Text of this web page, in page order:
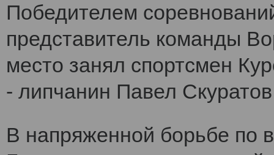
Победителем
представитель команды
место занял спортсмен
- липчанин Павел
В напряженной борьбе по